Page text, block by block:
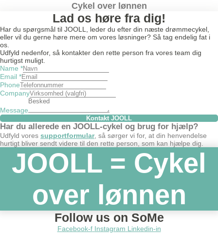
Cykel over lønnen
Lad os høre fra dig!
Har du spørgsmål til JOOLL, leder du efter din næste drømmecykel,
eller vil du gerne høre mere om vores løsninger? Så tag endelig fat i
os.
Udfyld nedenfor, så kontakter den rette person fra vores team dig
hurtigst muligt.
Name *
Email *
Phone
Company
Message
Kontakt JOOLL
Har du allerede en JOOLL-cykel og brug for hjælp?
Udfyld vores supportformular, så sørger vi for, at din henvendelse
hurtigt bliver sendt videre til den rette person, som kan hjælpe dig.
JOOLL = Cykel
over lønnen
Follow us on SoMe
Facebook-f Instagram Linkedin-in